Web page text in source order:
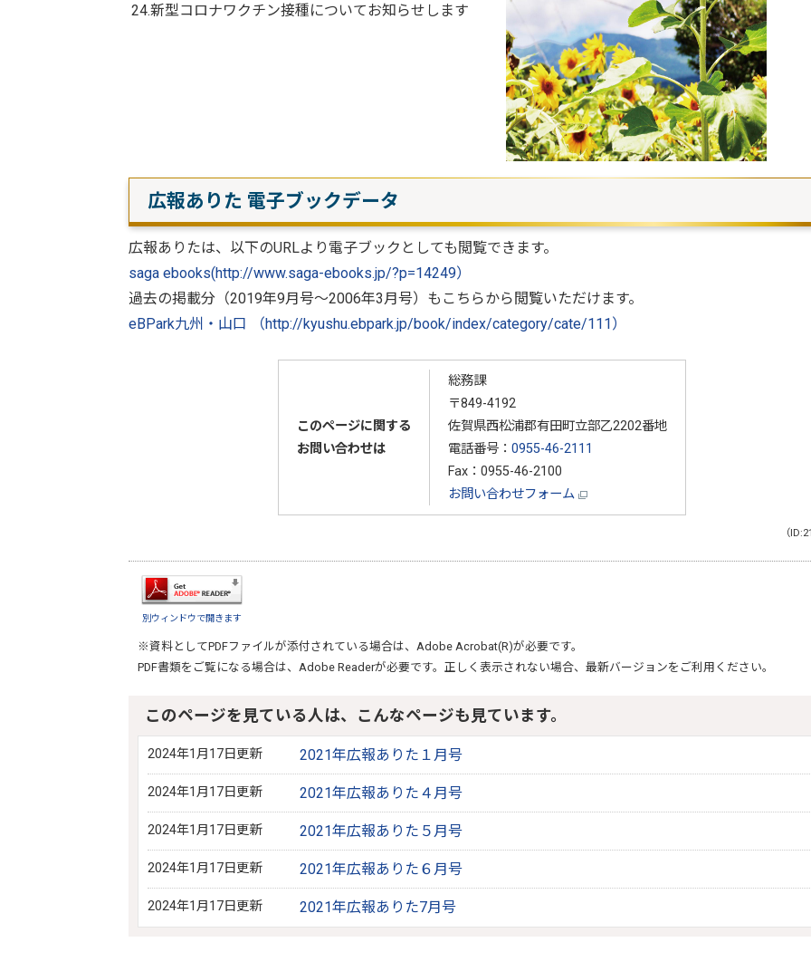
24.新型コロナワクチン接種についてお知らせします
広報ありた 電子ブックデータ
広報ありたは、以下のURLより電子ブックとしても閲覧できます。
saga ebooks(http://www.saga-ebooks.jp/?p=14249）
過去の掲載分（2019年9月号～2006年3月号）もこちらから閲覧いただけます。
eBPark九州・山口 （http://kyushu.ebpark.jp/book/index/category/cate/111）
このページに関する
お問い合わせは
総務課
〒849-4192
佐賀県西松浦郡有田町立部乙2202番地
電話番号： 0955-46-2111
Fax：0955-46-2100
お問い合わせフォーム
（
別ウィンドウで開きます
※資料としてPDFファイルが添付されている場合は、 Adobe Acrobat(R)が必要です。
PDF書類をご覧になる場合は、 Adobe Readerが必要です。正しく表示されない場合、最新バージョンをご利用ください。
このページを見ている人は、こんなページも見ています。
2024年1月17日更新 2021年広報ありた１月号
2024年1月17日更新 2021年広報ありた４月号
2024年1月17日更新 2021年広報ありた５月号
2024年1月17日更新 2021年広報ありた６月号
2024年1月17日更新 2021年広報ありた7月号